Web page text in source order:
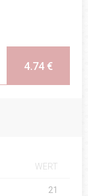
4.74 €
WERT
21